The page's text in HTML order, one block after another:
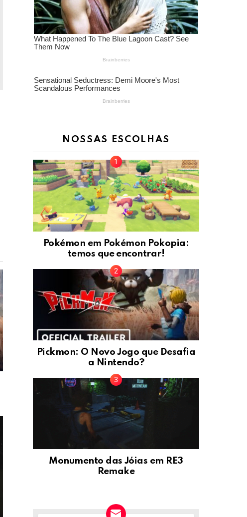
NOSSAS ESCOLHAS
Pokémon em Pokémon Pokopia:
temos que encontrar!
Pickmon: O Novo Jogo que Desafia
a Nintendo?
Monumento das Jóias em RE3
Remake